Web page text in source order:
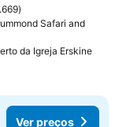
Safari and
da Igreja Erskine
Ver preços